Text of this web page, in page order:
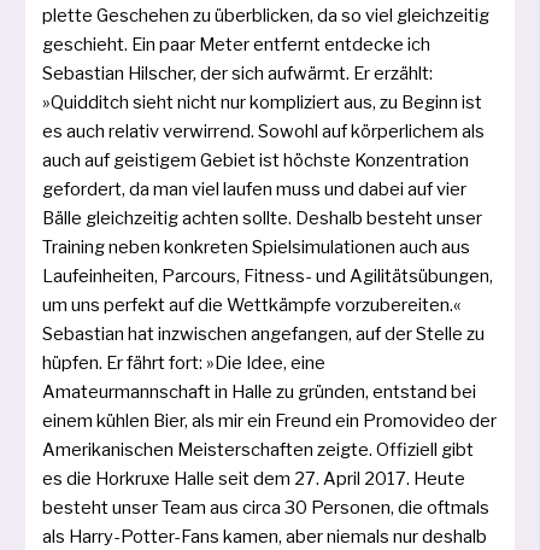
plet­te Geschehen zu über­bli­cken, da so viel gleich­zei­tig
geschieht. Ein paar Meter ent­fernt ent­de­cke ich
Sebastian Hilscher, der sich auf­wärmt. Er erzählt:
»Quidditch sieht nicht nur kom­pli­ziert aus, zu Beginn ist
es auch rela­tiv ver­wir­rend. Sowohl auf kör­per­li­chem als
auch auf geis­ti­gem Gebiet ist höchs­te Konzentration
gefor­dert, da man viel lau­fen muss und dabei auf vier
Bälle gleich­zei­tig ach­ten soll­te. Deshalb besteht unser
Training neben kon­kre­ten Spielsimulationen auch aus
Laufeinheiten, Parcours, Fitness- und Agilitätsübungen,
um uns per­fekt auf die Wettkämpfe vor­zu­be­rei­ten.«
Sebastian hat inzwi­schen ange­fan­gen, auf der Stelle zu
hüp­fen. Er fährt fort: »Die Idee, eine
Amateurmannschaft in Halle zu grün­den, ent­stand bei
einem küh­len Bier, als mir ein Freund ein Promovideo der
Amerikanischen Meisterschaften zeig­te. Offiziell gibt
es die Horkruxe Halle seit dem 27. April 2017. Heute
besteht unser Team aus cir­ca 30 Personen, die oft­mals
als Harry-Potter-Fans kamen, aber nie­mals nur des­halb